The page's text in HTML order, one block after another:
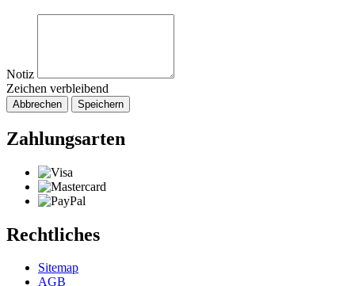
Notiz
Zeichen verbleibend
Abbrechen Speichern
Zahlungsarten
Rechtliches
Sitemap
AGB